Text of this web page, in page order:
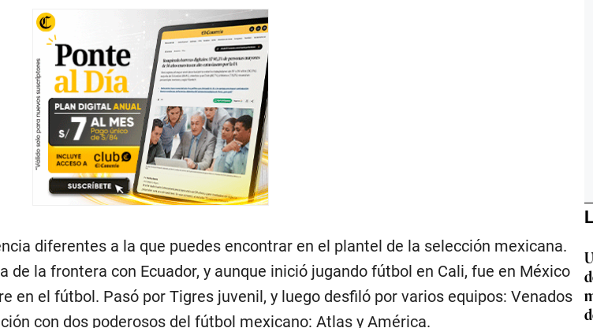
diferentes a la que puedes encontrar en el plantel de la selección mexicana.
de la frontera con Ecuador, y aunque inició jugando fútbol en Cali, fue en México
en el fútbol. Pasó por Tigres juvenil, y luego desfiló por varios equipos: Venados
con dos poderosos del fútbol mexicano: Atlas y América.